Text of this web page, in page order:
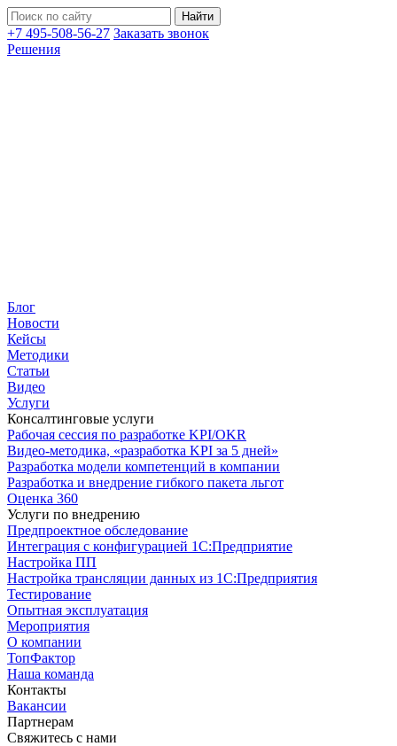
+7 495-508-56-27 Заказать звонок
Решения
Блог
Новости
Кейсы
Методики
Статьи
Видео
Услуги
Консалтинговые услуги
Рабочая сессия по разработке KPI/OKR
Видео-методика, «разработка KPI за 5 дней»
Разработка модели компетенций в компании
Разработка и внедрение гибкого пакета льгот
Оценка 360
Услуги по внедрению
Предпроектное обследование
Интеграция с конфигурацией 1С:Предприятие
Настройка ПП
Настройка трансляции данных из 1С:Предприятия
Тестирование
Опытная эксплуатация
Мероприятия
О компании
ТопФактор
Наша команда
Контакты
Вакансии
Партнерам
Свяжитесь с нами